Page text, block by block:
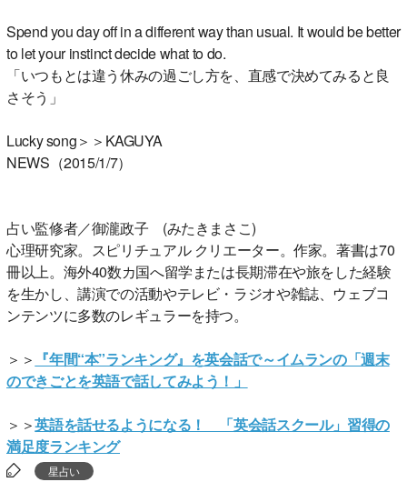
Spend you day off in a different way than usual. It would be better
to let your instinct decide what to do.
「いつもとは違う休みの過ごし方を、直感で決めてみると良
さそう」
Lucky song＞＞KAGUYA
NEWS（2015/1/7）
占い監修者／御瀧政子 (みたきまさこ)
心理研究家。スピリチュアル クリエーター。作家。著書は70
冊以上。海外40数カ国へ留学または長期滞在や旅をした経験
を生かし、講演での活動やテレビ・ラジオや雑誌、ウェブコ
ンテンツに多数のレギュラーを持つ。
＞＞ 『年間“本”ランキング』を英会話で～イムランの「週末
のできごとを英語で話してみよう！」
＞＞英語を話せるようになる！ 「英会話スクール」習得の
満足度ランキング
星占い